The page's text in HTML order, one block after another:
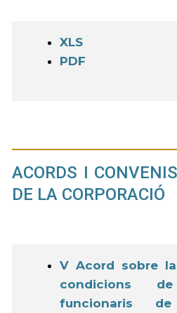
XLS
PDF
ACORDS I
DE LA CORPORACIÓ
V Acord sobre
condicions
funcionaris